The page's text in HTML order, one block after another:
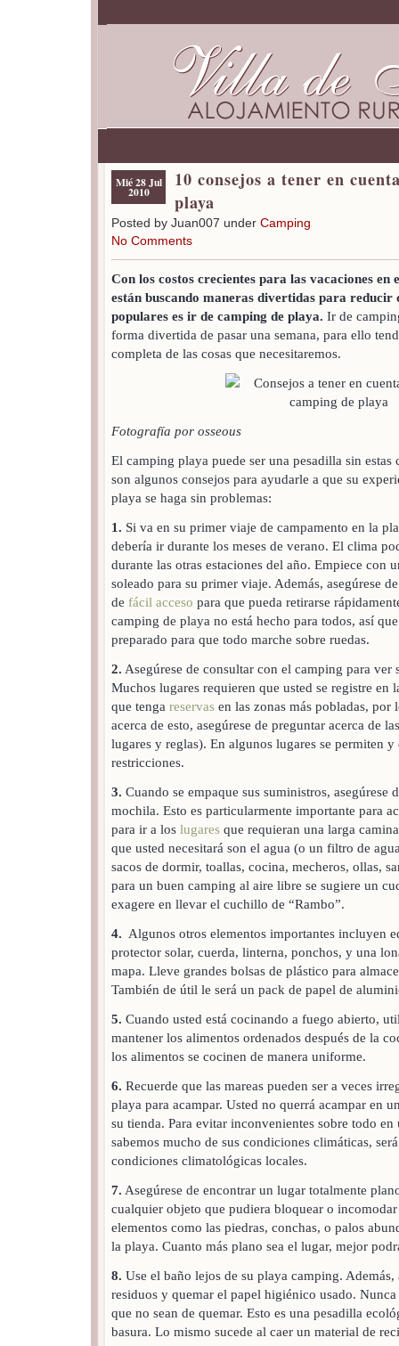
Mié 28 Jul
2010
10 consejos a tener en
playa
Posted by Juan007 under Camping
No Comments
Con los costos crecientes para las vacaciones en
están buscando maneras divertidas para reducir
populares es ir de camping de playa. Ir de
forma divertida de pasar una semana, para ello
completa de las cosas que necesitaremos.
Fotografía por osseous
El camping playa puede ser una pesadilla sin estas
son algunos consejos para ayudarle a que su
playa se haga sin problemas:
1. Si va en su primer viaje de campamento en la
debería ir durante los meses de verano. El clima
durante las otras estaciones del año. Empiece con
soleado para su primer viaje. Además, asegúrese
de fácil acceso para que pueda retirarse
camping de playa no está hecho para todos, así
preparado para que todo marche sobre ruedas.
2. Asegúrese de consultar con el camping para ver
Muchos lugares requieren que usted se registre en
que tenga reservas en las zonas más pobladas,
acerca de esto, asegúrese de preguntar acerca de
lugares y reglas). En algunos lugares se permiten
restricciones.
3. Cuando se empaque sus suministros, asegúrese
mochila. Esto es particularmente importante para
para ir a los lugares que requieran una larga
que usted necesitará son el agua (o un filtro de
sacos de dormir, toallas, cocina, mecheros, ollas,
para un buen camping al aire libre se sugiere un
exagere en llevar el cuchillo de “Rambo”.
4. Algunos otros elementos importantes incluyen
protector solar, cuerda, linterna, ponchos, y una
mapa. Lleve grandes bolsas de plástico para
También de útil le será un pack de papel de
5. Cuando usted está cocinando a fuego abierto,
mantener los alimentos ordenados después de la
los alimentos se cocinen de manera uniforme.
6. Recuerde que las mareas pueden ser a veces
playa para acampar. Usted no querrá acampar en
su tienda. Para evitar inconvenientes sobre todo
sabemos mucho de sus condiciones climáticas,
condiciones climatológicas locales.
7. Asegúrese de encontrar un lugar totalmente
cualquier objeto que pudiera bloquear o
elementos como las piedras, conchas, o palos
la playa. Cuanto más plano sea el lugar, mejor
8. Use el baño lejos de su playa camping. Además,
residuos y quemar el papel higiénico usado.
que no sean de quemar. Esto es una pesadilla
basura. Lo mismo sucede al caer un material de